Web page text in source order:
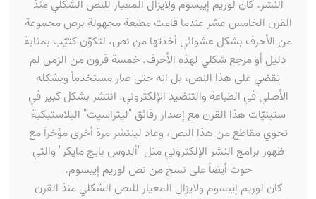
النشر. كان لوريم إيبسوم ولايزال المعيار للنص الشكلي منذ
القرن الخامس عشر عندما قامت مطبعة مجهولة برص مجموعة
من الأحرف بشكل عشوائي أخذتها من نص، لتكوّن كتيّب بمثابة
دليل أو مرجع شكلي لهذه الأحرف. خمسة قرون من الزمن لم
تقضي على هذا النص، بل انه حتى صار مستخدماً وبشكله
الأصلي في الطباعة والتنضيد الإلكتروني. انتشر بشكل كبير في
ستينيّات هذا القرن مع إصدار رقائق "ليتراسيت" البلاستيكية
تحوي مقاطع من هذا النص، وعاد لينتشر مرة أخرى مؤخراَ مع
ظهور برامج النشر الإلكتروني مثل "ألدوس بايج مايكر" والتي
حوت أيضاً على نسخ من نص لوريم إيبسوم.
كان لوريم إيبسوم ولايزال المعيار للنص الشكلي منذ القرن